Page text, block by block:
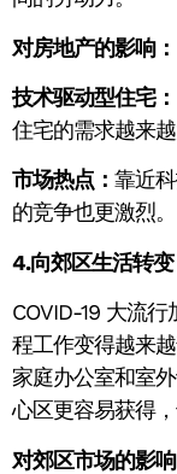
对房地产的影响：
技术驱动型住宅：
住宅的需求越来
市场热点： 靠近
的竞争也更激烈。
4.向郊区生活转变
COVID-19 大流
程工作变得越来
家庭办公室和室
心区更容易获得，
对郊区市场的影响